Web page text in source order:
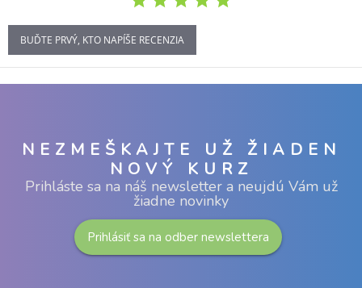
BUĎTE PRVÝ, KTO NAPÍŠE RECENZIA
NEZMEŠKAJTE UŽ ŽIADEN
NOVÝ KURZ
Prihláste sa na náš newsletter a neujdú Vám už
žiadne novinky
Prihlásiť sa na odber newslettera